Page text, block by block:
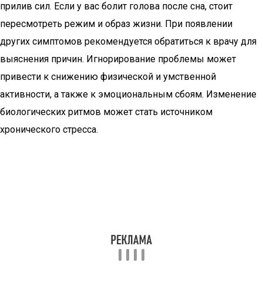
прилив сил. Если у вас болит голова после сна, стоит
пересмотреть режим и образ жизни. При появлении
других симптомов рекомендуется обратиться к врачу для
выяснения причин. Игнорирование проблемы может
привести к снижению физической и умственной
активности, а также к эмоциональным сбоям. Изменение
биологических ритмов может стать источником
хронического стресса.